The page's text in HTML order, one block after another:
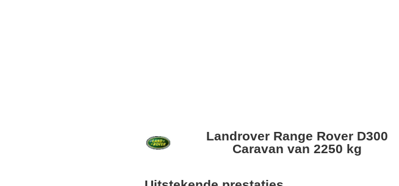
Landrover Range Rover D300
Caravan van 2250 kg